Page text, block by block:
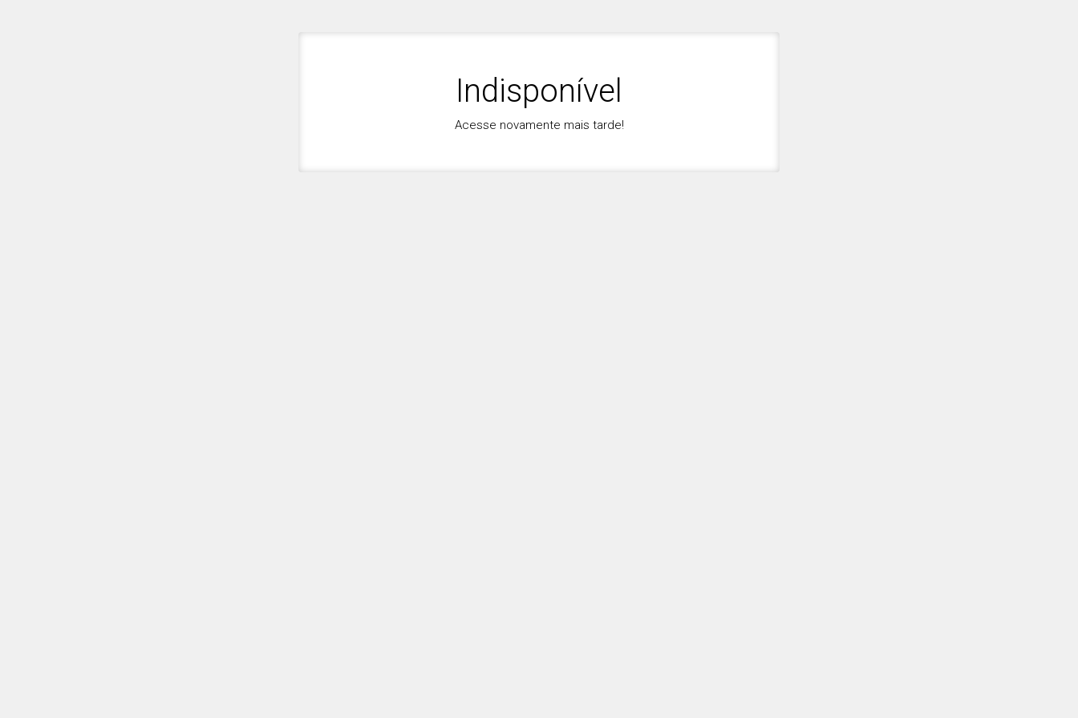
Indisponível
Acesse novamente mais tarde!